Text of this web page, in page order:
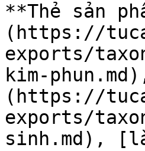
**Thẻ sản
(https://
exports/
kim-
(https://
exports/
sinh.md),